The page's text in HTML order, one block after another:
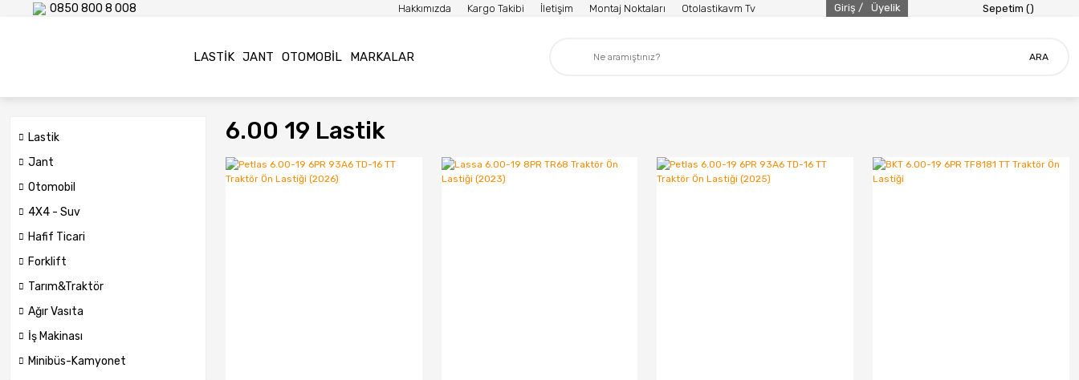
0850 800 8 008 Hakkımızda Kargo Takibi İletişim Montaj Noktaları Otolastikavm Tv Giriş / Üyelik Sepetim ()
LASTIK JANT OTOMOBIL MARKALAR ARA
Lastik
Jant
Otomobil
4X4 - Suv
Hafif Ticari
Forklift
Tarım&Traktör
Ağır Vasıta
İş Makinası
Minibüs-Kamyonet
6.00 19 Lastik